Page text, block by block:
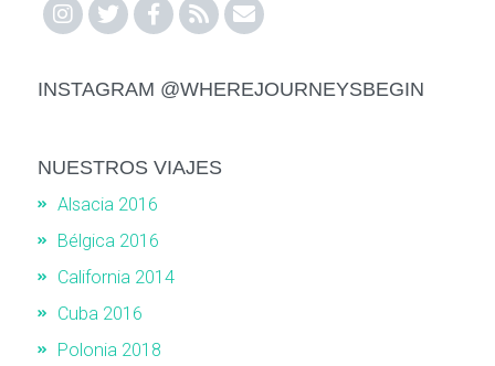
INSTAGRAM @WHEREJOURNEYSBEGIN
NUESTROS VIAJES
Alsacia 2016
Bélgica 2016
California 2014
Cuba 2016
Polonia 2018